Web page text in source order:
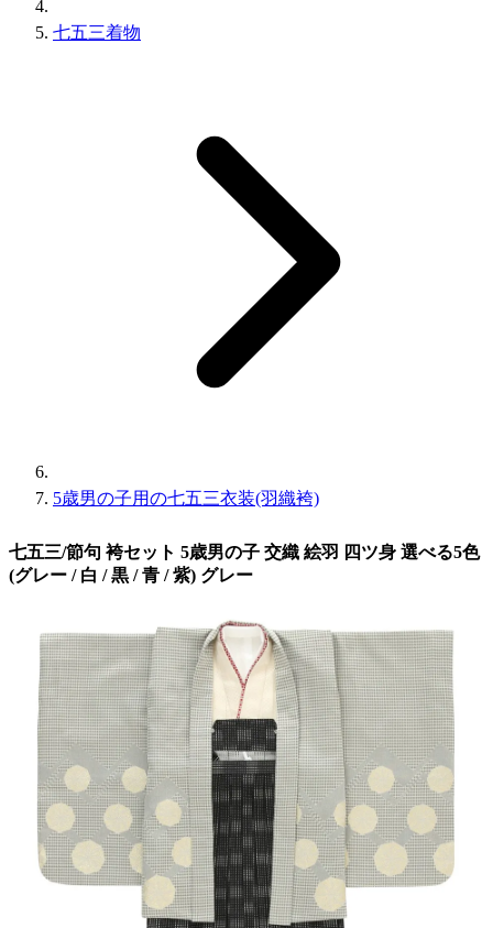
七五三着物
5歳男の子用の七五三衣装(羽織袴)
七五三/節句 袴セット 5歳男の子 交織 絵羽 四ツ身 選べる5色
(グレー / 白 / 黒 / 青 / 紫) グレー